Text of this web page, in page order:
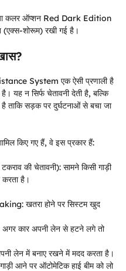
कलर ऑप्शन Red Dark Edition
(एक्स-शोरूम) रखी गई है।
System एक ऐसी प्रणाली है
यह न सिर्फ चेतावनी देती है, बल्कि
ताकि सड़क पर दुर्घटनाओं से बचा जा
किए गए हैं, वे इस प्रकार हैं:
की चेतावनी): सामने किसी गाड़ी
है।
खतरा होने पर सिस्टम खुद
कार अपनी लेन से हटने लगे तो
लेन में बनाए रखने में मदद करता है।
आने पर ऑटोमेटिक हाई बीम को लो